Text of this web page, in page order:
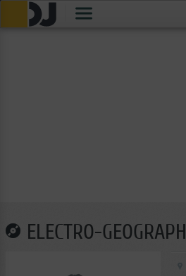
ELECTRO-GEOGRAPH